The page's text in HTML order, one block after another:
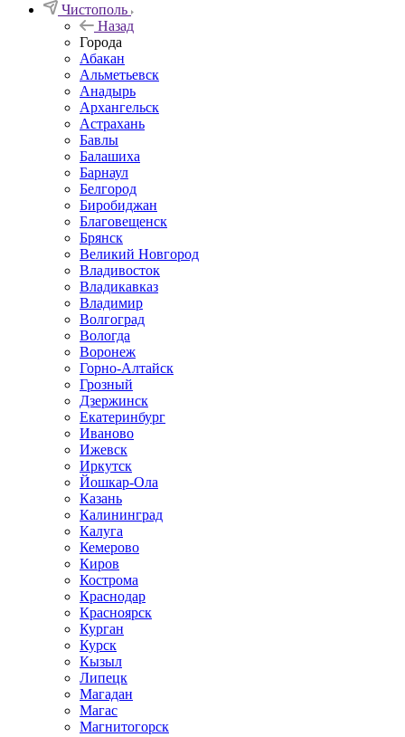
Чистополь
Назад
Города
Абакан
Альметьевск
Анадырь
Архангельск
Астрахань
Бавлы
Балашиха
Барнаул
Белгород
Биробиджан
Благовещенск
Брянск
Великий Новгород
Владивосток
Владикавказ
Владимир
Волгоград
Вологда
Воронеж
Горно-Алтайск
Грозный
Дзержинск
Екатеринбург
Иваново
Ижевск
Иркутск
Йошкар-Ола
Казань
Калининград
Калуга
Кемерово
Киров
Кострома
Краснодар
Красноярск
Курган
Курск
Кызыл
Липецк
Магадан
Магас
Магнитогорск